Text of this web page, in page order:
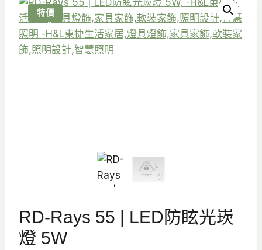
特價
RD-Rays 55 | LED防眩光崁
燈 5W